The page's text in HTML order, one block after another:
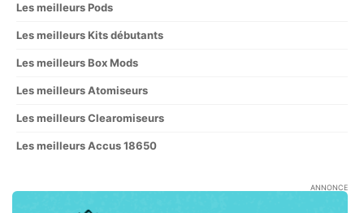
Les meilleurs Pods
Les meilleurs Kits débutants
Les meilleurs Box Mods
Les meilleurs Atomiseurs
Les meilleurs Clearomiseurs
Les meilleurs Accus 18650
ANNONCE